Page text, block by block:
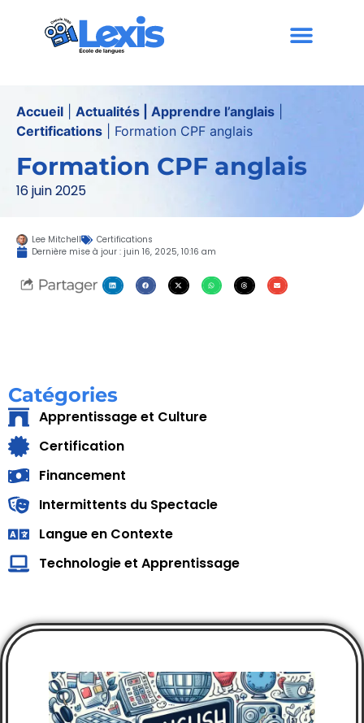
Accueil Actualités | Apprendre l’anglais
Certifications
Formation CPF anglais
Formation CPF anglais
16 juin 2025
Lee Mitchell
Certifications
Dernière mise à jour : juin 16, 2025, 10:16 am
Catégories
Apprentissage et Culture
Certification
Financement
Intermittents du Spectacle
Langue en Contexte
Technologie et Apprentissage